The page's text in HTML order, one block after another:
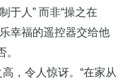
于人” 而非“操之在
幸福的遥控器交给他
，令人惊讶。“在家从